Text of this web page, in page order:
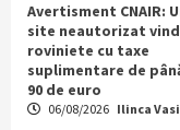
Avertisment CNAIR:
site neautorizat
roviniete cu taxe
suplimentare de
90 de euro
06/08/2026 Ilinca